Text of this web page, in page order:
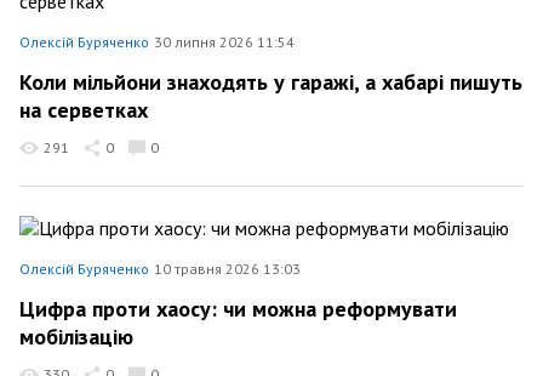
Олексій Буряченко 30 липня 2026 11:54
Коли мільйони знаходять у гаражі, а хабарі пишуть
на серветках
291 0 0
Олексій Буряченко 10 травня 2026 13:03
Цифра проти хаосу: чи можна реформувати
мобілізацію